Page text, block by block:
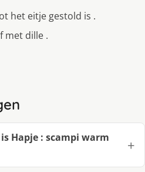
het eitje gestold is .
met dille .
Hapje : scampi warm